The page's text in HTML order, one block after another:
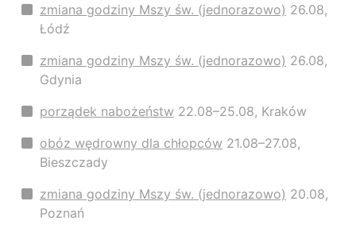
zmiana godziny Mszy św. (jednorazowo) 26.08,
Łódź
zmiana godziny Mszy św. (jednorazowo) 26.08,
Gdynia
porządek nabożeństw 22.08–25.08, Kraków
obóz wędrowny dla chłopców 21.08–27.08,
Bieszczady
zmiana godziny Mszy św. (jednorazowo) 20.08,
Poznań